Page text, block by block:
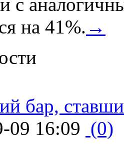
на 41%. →
бар,
09 16:09 (0)